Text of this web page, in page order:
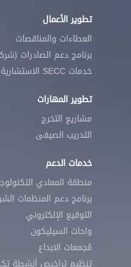
تطوير الأعمال
العطاءات والمناقصات
برنامج دعم الصادرات
خدمات SECC الاستشارية
تطوير المهارات
مشاريع التخرج
التدريب الصيفى
خدمات الدعم
منطقة المعادي
برنامج دعم المنظمات
التوقيع الإلكتروني
واحات السيليكون
مُجمعات الابداع
تنظيم تراخيص أنشطة